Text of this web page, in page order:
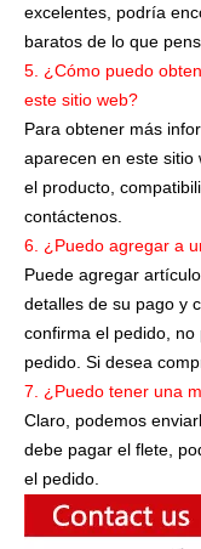
excelentes, podría
baratos de lo que
5. ¿Cómo puedo
este sitio web?
Para obtener más
aparecen en este sitio
el producto,
contáctenos.
6. ¿Puedo agregar a
Puede agregar
detalles de su pago y
confirma el pedido,
pedido. Si desea
7. ¿Puedo tener una
Claro, podemos
debe pagar el flete,
el pedido.